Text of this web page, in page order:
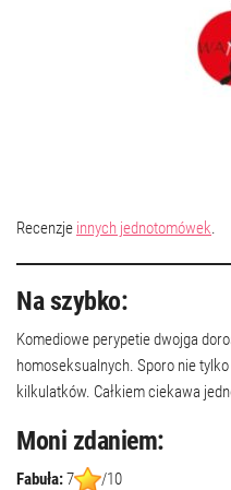
Recenzje innych jednotomówek.
Na szybko:
Komediowe perypetie dwojga
homoseksualnych. Sporo nie
kilkulatków. Całkiem ciekawa
Moni zdaniem:
Fabuła:7
/10